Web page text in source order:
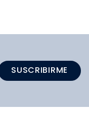
SUSCRIBIRME